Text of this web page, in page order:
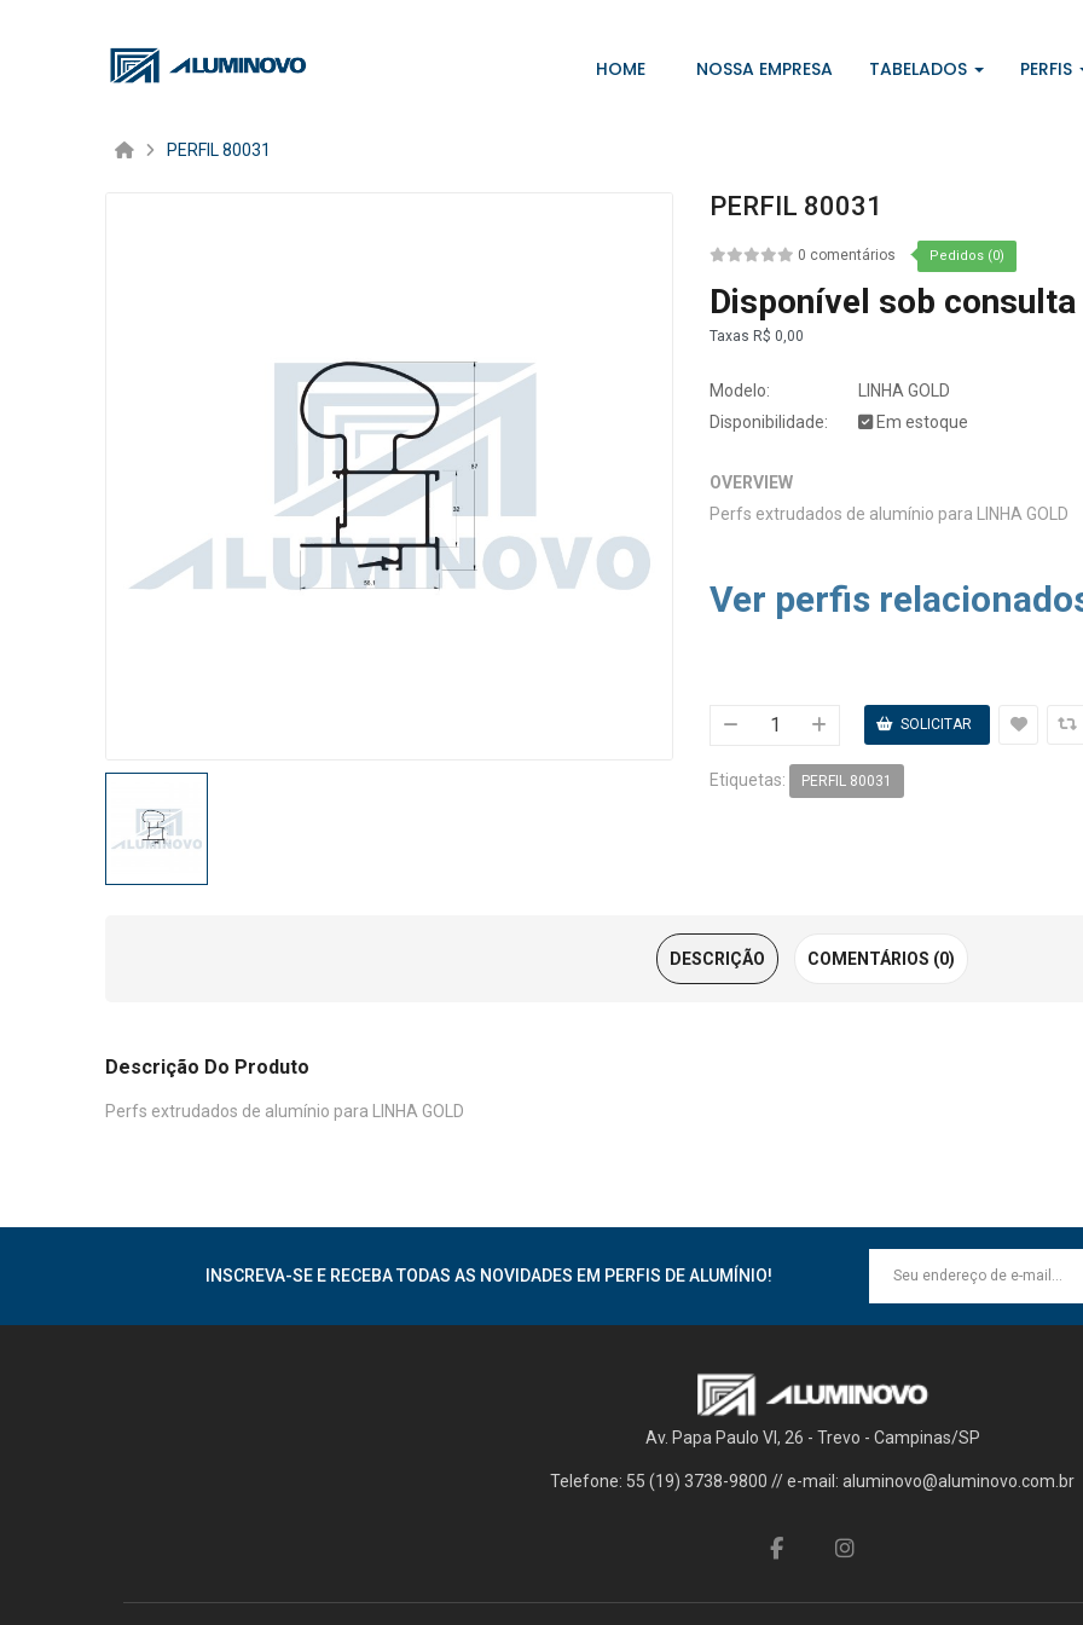
HOME NOSSA EMPRESA TABELADOS PERFIS
PERFIL 80031
PERFIL 80031
0 comentários Pedidos (0)
Disponível sob consulta
Taxas R$ 0,00
Modelo:
LINHA GOLD
Disponibilidade:
Em estoque
OVERVIEW
Perfs extrudados de alumínio para LINHA GOLD
Ver perfis
Etiquetas: PERFIL 80031
DESCRIÇÃO COMENTÁRIOS (0)
Descrição Do Produto
Perfs extrudados de alumínio para LINHA GOLD
INSCREVA-SE E RECEBA TODAS AS NOVIDADES EM PERFIS DE ALUMÍNIO!
Av. Papa Paulo VI, 26 - Trevo - Campinas/SP
Telefone: 55 (19) 3738-9800 // e-mail: aluminovo@aluminovo.com.br